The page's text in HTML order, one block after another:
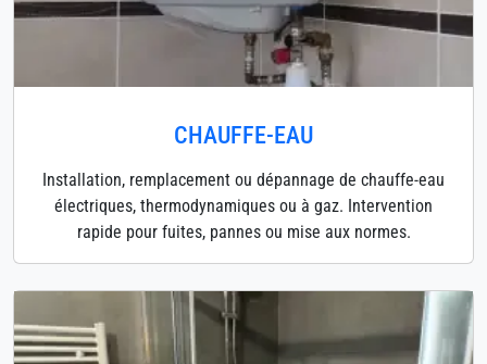
CHAUFFE-EAU
Installation, remplacement ou dépannage de chauffe-eau
électriques, thermodynamiques ou à gaz. Intervention
rapide pour fuites, pannes ou mise aux normes.